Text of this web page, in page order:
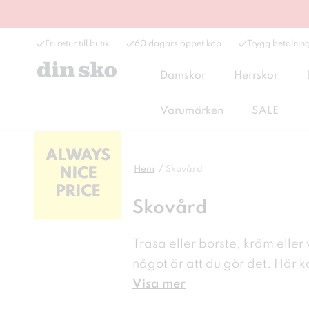
Fri retur till butik 60 dagars öppet köp Trygg
Damskor Herrskor
Varumärken SALE
Hem Skovård
Skovård
Trasa eller borste, kräm
något är att du gör det. Här
Visa mer
ALWAYS
NICE
PRICE